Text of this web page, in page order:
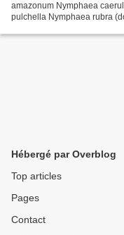
amazonum Nymphaea
pulchella Nymphaea rubra
Hébergé par Overblog
Top articles
Pages
Contact